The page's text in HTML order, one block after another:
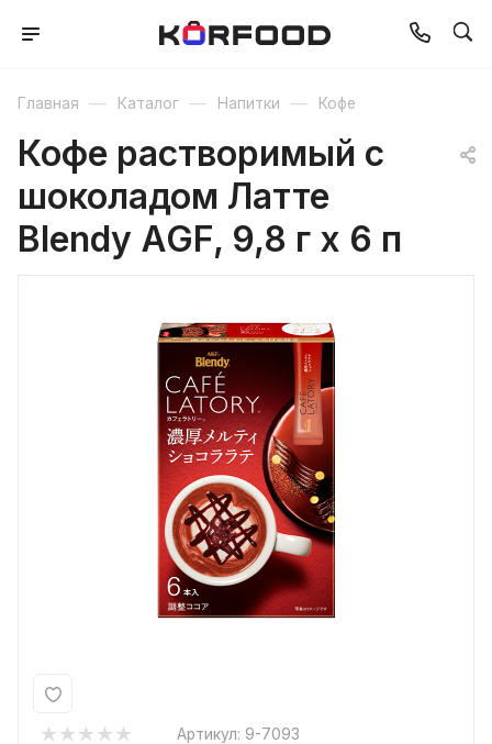
Главная — Каталог — Напитки — Кофе
Кофе растворимый с
шоколадом Латте
Blendy AGF, 9,8 г х 6 п
Артикул: 9-7093